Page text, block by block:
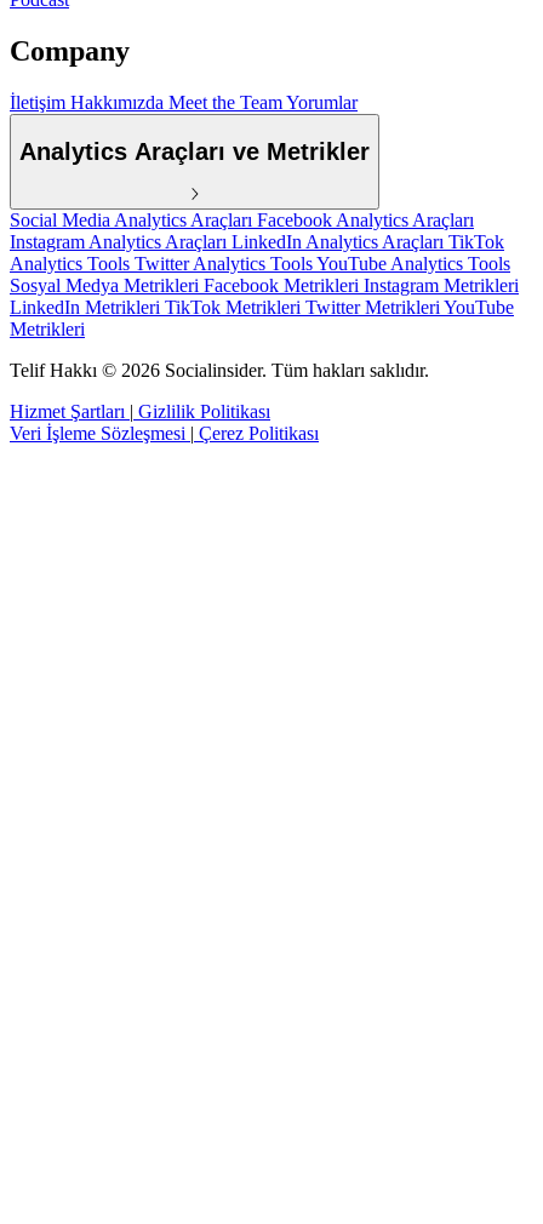
Company
İletişim Hakkımızda Meet the TeamYorumlar
Analytics Araçları ve Metrikler
Social Media Analytics Araçları Facebook Analytics Araçları
Instagram Analytics Araçları LinkedIn Analytics Araçları TikTok
Analytics Tools Twitter Analytics ToolsYouTube Analytics Tools
Sosyal Medya Metrikleri Facebook Metrikleri Instagram Metrikleri
LinkedIn Metrikleri TikTok Metrikleri Twitter Metrikleri YouTube
Metrikleri
Telif Hakkı © 2026 Socialinsider. Tüm hakları saklıdır.
Hizmet Şartları | Gizlilik Politikası
Veri İşleme Sözleşmesi | Çerez Politikası